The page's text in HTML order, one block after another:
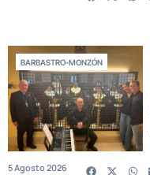
BARBASTRO-MONZÓN
5 Agosto 2026